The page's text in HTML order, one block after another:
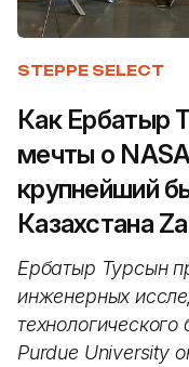
STEPPE SELECT
Как Ербатыр
мечты о
крупнейший
Казахстана
Ербатыр Турсын
инженерных
Purdue University